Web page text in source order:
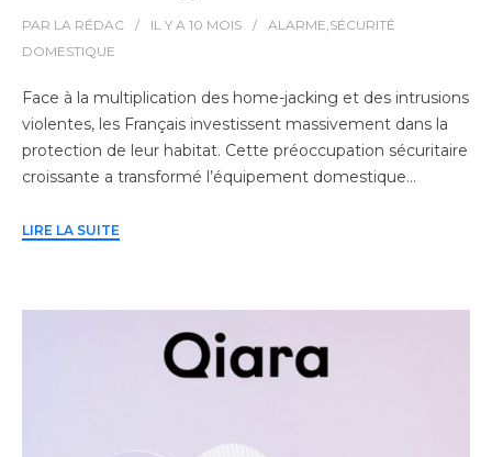
PAR LA RÉDAC IL Y A 10 MOIS ALARME,SÉCURITÉ
DOMESTIQUE
Face à la multiplication des home-jacking et des intrusions
violentes, les Français investissent massivement dans la
protection de leur habitat. Cette préoccupation sécuritaire
croissante a transformé l’équipement domestique…
LIRE LA SUITE